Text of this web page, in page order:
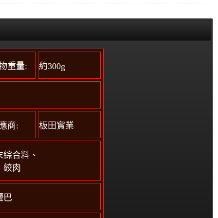
重量: 約300g
商: 板田實業
合料、
絞肉
巴